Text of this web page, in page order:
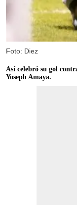
Foto: Diez
Así celebró su gol
Yoseph Amaya.